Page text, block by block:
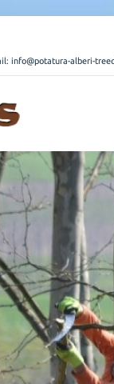
info@potatura-alberi-